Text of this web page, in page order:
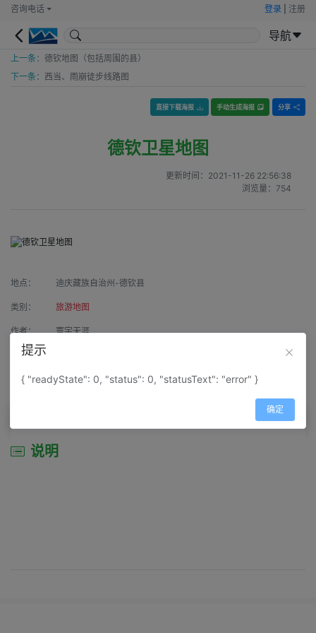
咨询电话 登录 注册
导航
上一条： 德钦地图（包括周围的县）
下一条： 西当、雨崩徒步线路图
直接下载海报 手动生成海报 分享
德钦卫星地图
更新时间： 2021-11-26 22:56:38
浏览量： 754
地点： 迪庆藏族自治州-德钦县
类别： 旅游地图
作者： 寰宇天涯
来源：
属性： 地图属性： 地图类型-地形地势图
说明
提示
{ "readyState": 0, "status": 0, "statusText": "error" }
确定